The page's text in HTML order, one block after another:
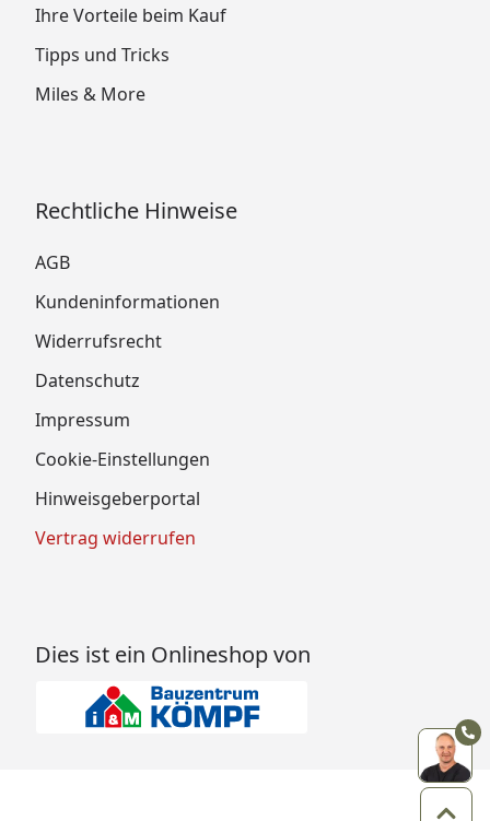
Ihre Vorteile beim Kauf
Tipps und Tricks
Miles & More
Rechtliche Hinweise
AGB
Kundeninformationen
Widerrufsrecht
Datenschutz
Impressum
Cookie-Einstellungen
Hinweisgeberportal
Vertrag widerrufen
Dies ist ein Onlineshop von